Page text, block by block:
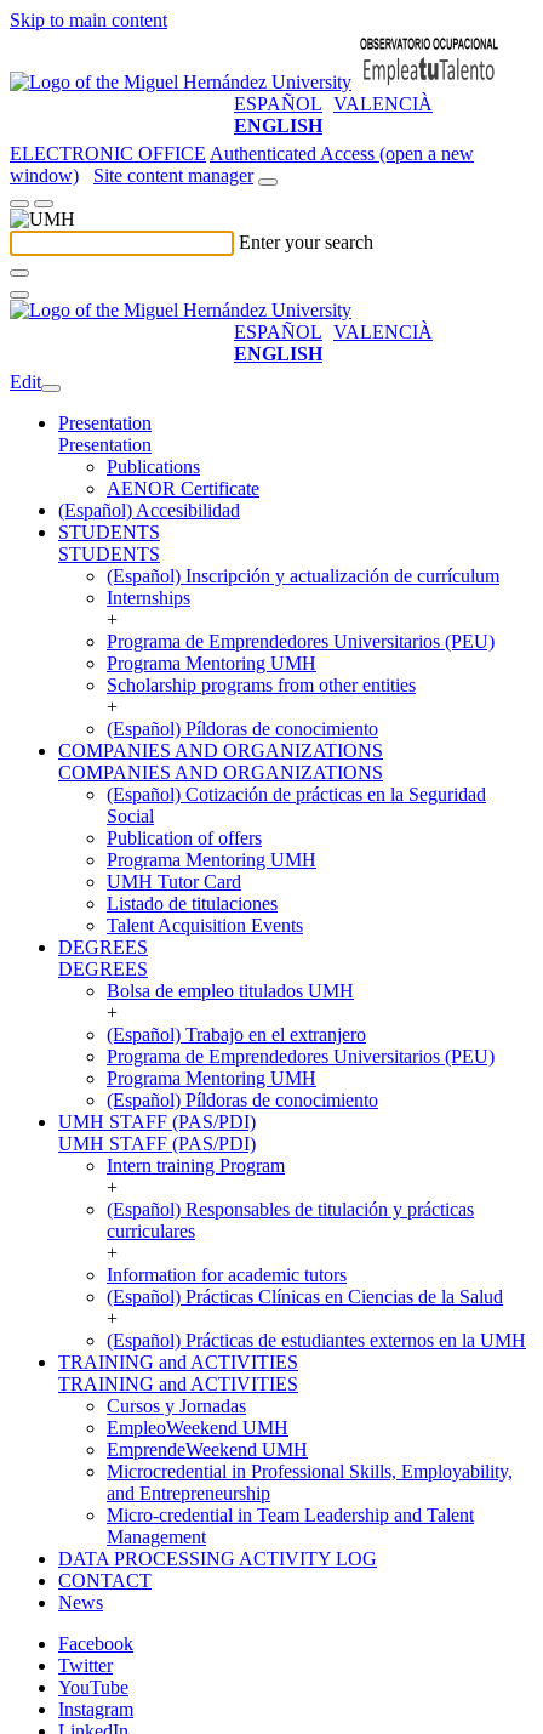
Skip to main content
ESPAÑOL VALENCIÀ
ENGLISH
ELECTRONIC OFFICE Authenticated Access (open a new
window)
Site content manager
Enter your search
ESPAÑOL VALENCIÀ
ENGLISH
Edit
Presentation
Presentation
Publications
AENOR Certificate
(Español) Accesibilidad
STUDENTS
STUDENTS
(Español) Inscripción y actualización de currículum
Internships
+
Programa de Emprendedores Universitarios (PEU)
Programa Mentoring UMH
Scholarship programs from other entities
+
(Español) Píldoras de conocimiento
COMPANIES AND ORGANIZATIONS
COMPANIES AND ORGANIZATIONS
(Español) Cotización de prácticas en la Seguridad
Social
Publication of offers
Programa Mentoring UMH
UMH Tutor Card
Listado de titulaciones
Talent Acquisition Events
DEGREES
DEGREES
Bolsa de empleo titulados UMH
+
(Español) Trabajo en el extranjero
Programa de Emprendedores Universitarios (PEU)
Programa Mentoring UMH
(Español) Píldoras de conocimiento
UMH STAFF (PAS/PDI)
UMH STAFF (PAS/PDI)
Intern training Program
+
(Español) Responsables de titulación y prácticas
curriculares
+
Information for academic tutors
(Español) Prácticas Clínicas en Ciencias de la Salud
+
(Español) Prácticas de estudiantes externos en la UMH
TRAINING and ACTIVITIES
TRAINING and ACTIVITIES
Cursos y Jornadas
EmpleoWeekend UMH
EmprendeWeekend UMH
Microcredential in Professional Skills, Employability,
and Entrepreneurship
Micro-credential in Team Leadership and Talent
Management
DATA PROCESSING ACTIVITY LOG
CONTACT
News
Facebook
Twitter
YouTube
Instagram